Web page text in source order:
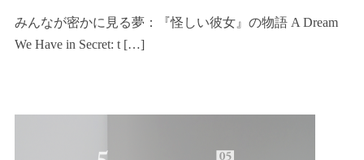
みんなが密かに見る夢：『怪しい彼女』の物語 A Dream
We Have in Secret: t […]